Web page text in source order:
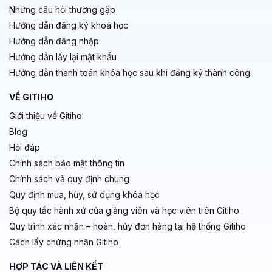
Những câu hỏi thường gặp
Hướng dẫn đăng ký khoá học
Hướng dẫn đăng nhập
Hướng dẫn lấy lại mật khẩu
Hướng dẫn thanh toán khóa học sau khi đăng ký thành công
VỀ GITIHO
Giới thiệu về Gitiho
Blog
Hỏi đáp
Chính sách bảo mật thông tin
Chính sách và quy định chung
Quy định mua, hủy, sử dụng khóa học
Bộ quy tắc hành xử của giảng viên và học viên trên Gitiho
Quy trình xác nhận – hoàn, hủy đơn hàng tại hệ thống Gitiho
Cách lấy chứng nhận Gitiho
HỢP TÁC VÀ LIÊN KẾT